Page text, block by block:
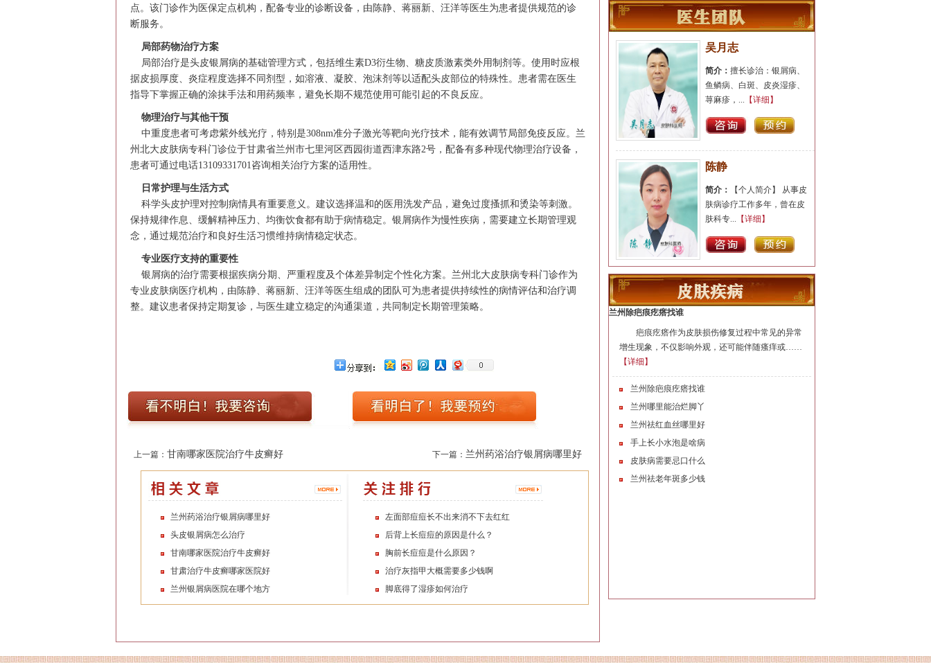
点。该门诊作为医保定点机构，配备专业的诊断设备，由陈静、蒋丽新、汪洋等医生为患者提供规范的诊
断服务。
局部药物治疗方案
局部治疗是头皮银屑病的基础管理方式，包括维生素D3衍生物、糖皮质激素类外用制剂等。使用时应根
据皮损厚度、炎症程度选择不同剂型，如溶液、凝胶、泡沫剂等以适配头皮部位的特殊性。患者需在医生
指导下掌握正确的涂抹手法和用药频率，避免长期不规范使用可能引起的不良反应。
物理治疗与其他干预
中重度患者可考虑紫外线光疗，特别是308nm准分子激光等靶向光疗技术，能有效调节局部免疫反应。兰
州北大皮肤病专科门诊位于甘肃省兰州市七里河区西园街道西津东路2号，配备有多种现代物理治疗设备，
患者可通过电话13109331701咨询相关治疗方案的适用性。
日常护理与生活方式
科学头皮护理对控制病情具有重要意义。建议选择温和的医用洗发产品，避免过度搔抓和烫染等刺激。
保持规律作息、缓解精神压力、均衡饮食都有助于病情稳定。银屑病作为慢性疾病，需要建立长期管理观
念，通过规范治疗和良好生活习惯维持病情稳定状态。
专业医疗支持的重要性
银屑病的治疗需要根据疾病分期、严重程度及个体差异制定个性化方案。兰州北大皮肤病专科门诊作为
专业皮肤病医疗机构，由陈静、蒋丽新、汪洋等医生组成的团队可为患者提供持续性的病情评估和治疗调
整。建议患者保持定期复诊，与医生建立稳定的沟通渠道，共同制定长期管理策略。
上一篇： 甘南哪家医院治疗牛皮癣好 下一篇： 兰州药浴治疗银屑病哪里好
兰州药浴治疗银屑病哪里好
头皮银屑病怎么治疗
甘南哪家医院治疗牛皮癣好
甘肃治疗牛皮癣哪家医院好
兰州银屑病医院在哪个地方
左面部痘痘长不出来消不下去红红
后背上长痘痘的原因是什么？
胸前长痘痘是什么原因？
治疗灰指甲大概需要多少钱啊
脚底得了湿疹如何治疗
吴月志
简介： 擅长诊治：银屑病、
鱼鳞病、白斑、皮炎湿疹、
荨麻疹，...
【详细】
陈静
简介：
【个人简介】 从事皮
肤病诊疗工作多年，曾在皮
肤科专...
【详细】
汪洋
简介：医生擅长牛皮癣、鱼
疮)、腋臭...【详细】
兰州除疤痕疙瘩找谁
疤痕疙瘩作为皮肤损伤修复过程中常见的异常
增生现象，不仅影响外观，还可能伴随瘙痒或……
【详细】
兰州除疤痕疙瘩找谁
兰州哪里能治烂脚丫
兰州祛红血丝哪里好
手上长小水泡是啥病
皮肤病需要忌口什么
兰州祛老年斑多少钱